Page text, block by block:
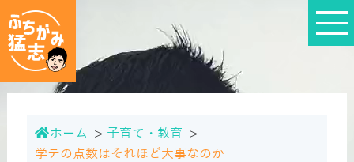
ホーム
子育て・教育
学テの点数はそれほど大事なのか